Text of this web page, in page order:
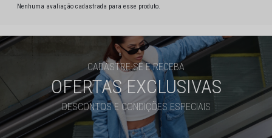
Nenhuma avaliação cadastrada para esse produto.
CADASTRE-SE E RECEBA
OFERTAS EXCLUSIVAS
DESCONTOS E CONDIÇÕES ESPECIAIS